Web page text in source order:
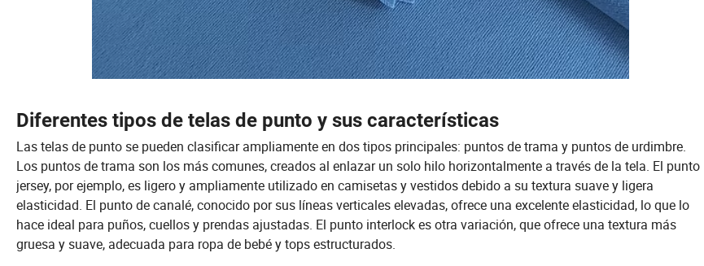
Diferentes tipos de telas de punto y sus características
Las telas de punto se pueden clasificar ampliamente en dos tipos principales: puntos de trama y puntos de urdimbre.
Los puntos de trama son los más comunes, creados al enlazar un solo hilo horizontalmente a través de la tela. El punto
jersey, por ejemplo, es ligero y ampliamente utilizado en camisetas y vestidos debido a su textura suave y ligera
elasticidad. El punto de canalé, conocido por sus líneas verticales elevadas, ofrece una excelente elasticidad, lo que lo
hace ideal para puños, cuellos y prendas ajustadas. El punto interlock es otra variación, que ofrece una textura más
gruesa y suave, adecuada para ropa de bebé y tops estructurados.